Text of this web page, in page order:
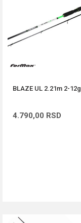
BLAZE UL 2.21m 2-12g
4.790,00 RSD